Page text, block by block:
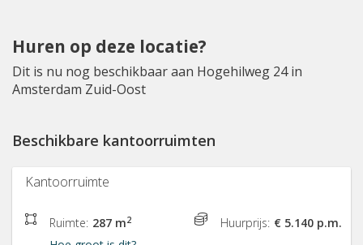
Huren op deze locatie?
Dit is nu nog beschikbaar aan Hogehilweg 24 in
Amsterdam Zuid-Oost
Beschikbare kantoorruimten
Kantoorruimte
Ruimte: 287 m2 Huurprijs: € 5.140 p.m.